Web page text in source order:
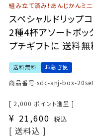
組み立て済み！あんじかんミ
スペシャルドリップ
2種4杯アソートボ
プチギフトに 送料
送料無料 お急ぎ便
商品番号 sdc-anj-box-20set
[ 2,000 ポイント進呈 ]
¥ 21,600 税込
送料込